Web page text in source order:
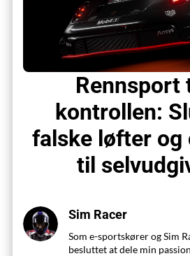
Rennsport
kontrollen:
falske løfter og
til
Sim Racer
Som e-sportskører og Sim
besluttet at dele min